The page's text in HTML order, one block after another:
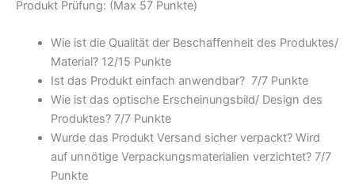
Produkt Prüfung: (Max 57 Punkte)
Wie ist die Qualität der Beschaffenheit des Produktes/
Material? 12/15 Punkte
Ist das Produkt einfach anwendbar? 7/7 Punkte
Wie ist das optische Erscheinungsbild/ Design des
Produktes? 7/7 Punkte
Wurde das Produkt Versand sicher verpackt? Wird
auf unnötige Verpackungsmaterialien verzichtet? 7/7
Punkte